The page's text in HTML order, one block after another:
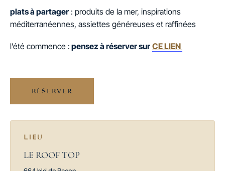
plats à partager : produits de la mer, inspirations
méditerranéennes, assiettes généreuses et raffinées
l’été commence : pensez à réserver sur CE LIEN
RÉSERVER
LIEU
LE ROOF TOP